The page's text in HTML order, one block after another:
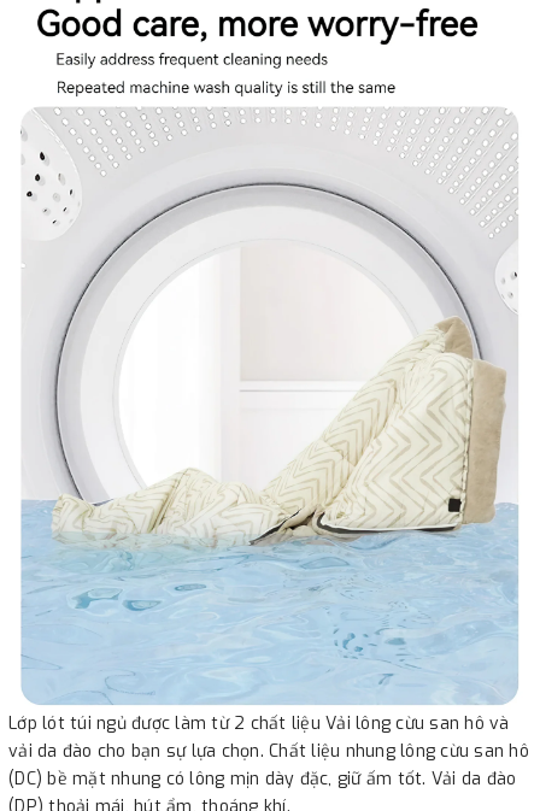
Lớp lót túi ngủ được làm từ 2 chất liệu Vải lông cừu san hô và
vải da đào cho bạn sự lựa chọn. Chất liệu nhung lông cừu san hô
(DC) bề mặt nhung có lông mịn dày đặc, giữ ấm tốt. Vải da đào